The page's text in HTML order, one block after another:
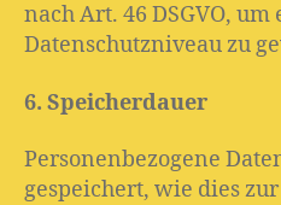
nach Art. 46 DSGVO,
Datenschutzniveau zu
6. Speicherdauer
Personenbezogene
gespeichert, wie dies